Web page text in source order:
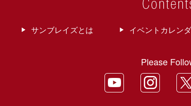
サンブレイズとは イベントカレン
Please